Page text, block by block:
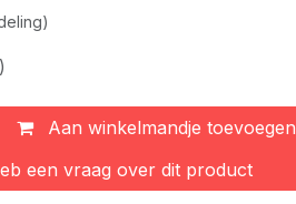
Aan winkelmandje toevoegen
een vraag over dit product